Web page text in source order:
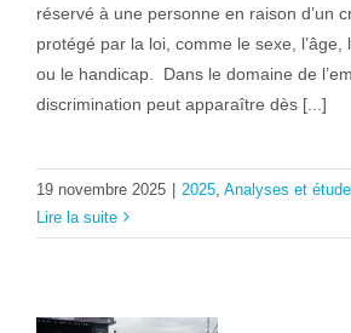
réservé à une personne en raison d’un
protégé par la loi, comme le sexe, l’âge,
ou le handicap. Dans le domaine de
discrimination peut apparaître dès [...]
19 novembre 2025 | 2025 Analyses et
Lire la suite